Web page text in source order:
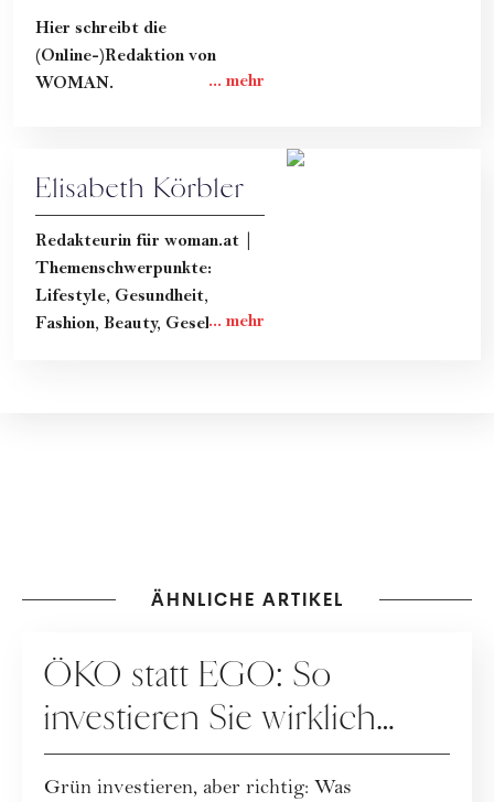
Hier schreibt die
(Online-)Redaktion von
WOMAN.
Elisabeth Körbler
Redakteurin für woman.at |
Themenschwerpunkte:
Lifestyle, Gesundheit,
Fashion, Beauty, Gesellschaft
ÄHNLICHE ARTIKEL
ÖKO statt EGO: So
investieren Sie wirklich
nachhaltig
Grün investieren, aber richtig: Was